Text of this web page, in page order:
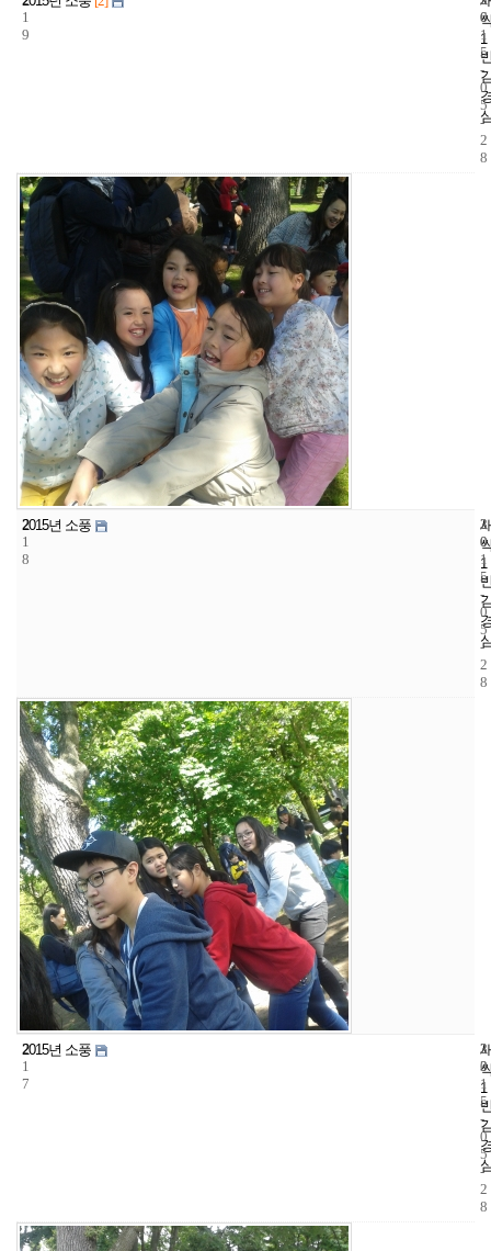
1
9
1
6
0
1
5
-
0
5
-
2
8
2
1
8
2015년 소풍
1
3
0
2
0
1
5
-
0
5
-
2
8
2
1
7
2015년 소풍
1
3
3
2
0
1
5
-
0
5
-
2
8